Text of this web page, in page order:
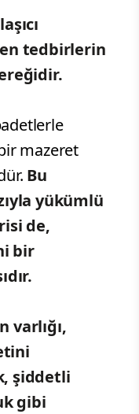
tedbirlerin
mazeret
Bu
yükümlü
de,
bir
varlığı,
şiddetli
gibi